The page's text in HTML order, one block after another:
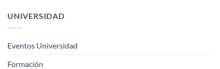
UNIVERSIDAD
Eventos Universidad
Formación